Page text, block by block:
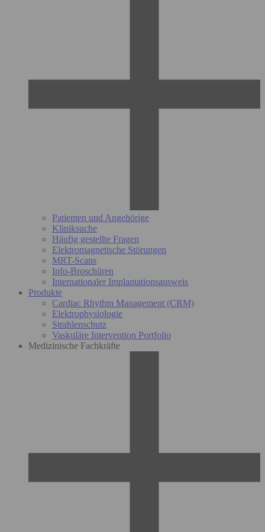
Patienten und Angehörige
Kliniksuche
Häufig gestellte Fragen
Elektromagnetische Störungen
MRT-Scans
Info-Broschüren
Internationaler Implantationsausweis
Produkte
Cardiac Rhythm Management (CRM)
Elektrophysiologie
Strahlenschutz
Vaskuläre Intervention Portfolio
Medizinische Fachkräfte